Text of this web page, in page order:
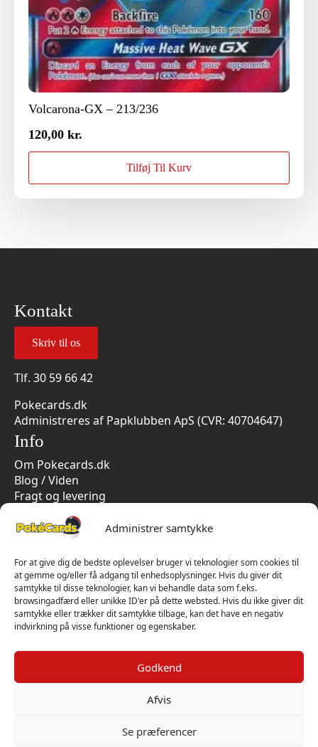
Administrer samtykke
For at give dig de bedste oplevelser bruger vi teknologier som cookies til
at gemme og/eller få adgang til enhedsoplysninger. Hvis du giver dit
samtykke til disse teknologier, kan vi behandle data som f.eks.
browsingadfærd eller unikke ID'er på dette websted. Hvis du ikke giver dit
samtykke eller trækker dit samtykke tilbage, kan det have en negativ
indvirkning på visse funktioner og egenskaber.
Godkend
Afvis
Se præferencer
Volcarona-GX – 213/236
120,00 kr.
Tilføj Til Kurv
Kontakt
Skriv til os
Tlf. 30 59 66 42
Pokecards.dk
Administreres af Papklubben ApS (CVR: 40704647)
Info
Om Pokecards.dk
Blog / Viden
Fragt og levering
Handelsbetingelser
Cookiepolitik
Vi har kun 5-stjernet anmeldelser på Trustpilot